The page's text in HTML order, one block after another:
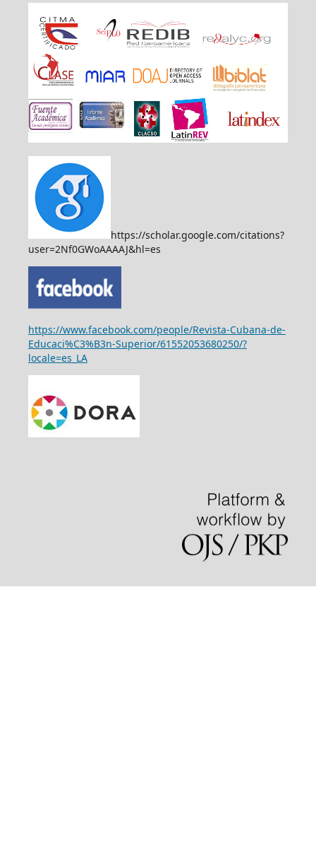
https://scholar.google.com/citations?
user=2Nf0GWoAAAAJ&hl=es
https://www.facebook.com/people/Revista-Cubana-de-
Educaci%C3%B3n-Superior/61552053680250/?
locale=es_LA